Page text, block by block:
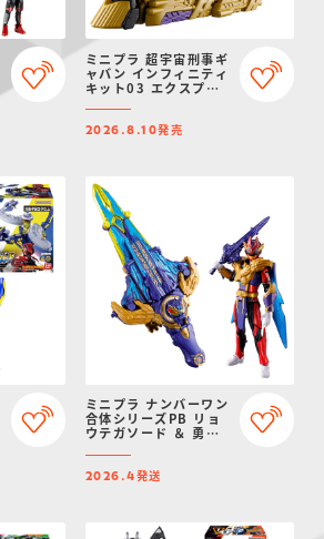
ミニプラ 超宇宙刑事ギ
ャバン インフィニティ
キット03 エクスプレ
2026.8.10発売
ミニプラ ナンバーワン
合体シリーズPB リョ
ウテガソード ＆ 勇動
ルフ【プレミアムバン
ダイ限定】
2026.4発送